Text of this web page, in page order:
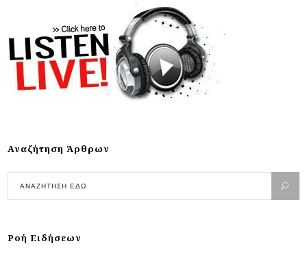
Αναζήτηση Άρθρων
Ροή Ειδήσεων